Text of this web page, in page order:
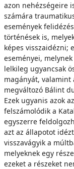
azon nehézségeire
számára
események
történések is,
képes visszaidézni;
eseményei,
lelkileg ugyancsak
magányát, valamint
megváltozó Bálint
Ezek ugyanis azok
felszámolódik a
egyszerre
azt az állapotot
visszavágyik a
melyeknek egy
ezeket a részeket